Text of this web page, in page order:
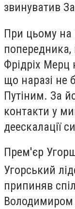
звинуватив
При цьому на
попередника,
Фрідріх
що наразі не
Путіним. За
контакти у
деескалації
Прем'єр
Угорський
припиняв
Володимиром